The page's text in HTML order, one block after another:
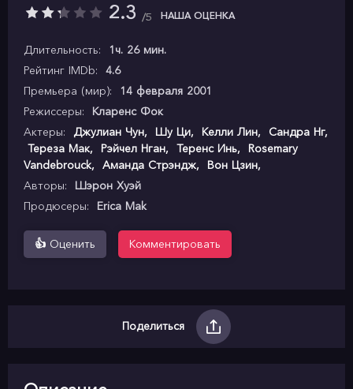
2.3 5 НАША ОЦЕНКА
Длительность:
1ч. 26 мин.
Рейтинг IMDb:
4.6
Премьера (мир):
14 февраля 2001
Режиссеры:
Кларенс Фок
Актеры:
Джулиан Чун, Шу Ци, Келли Лин, Сандра Нг,
Тереза Мак, Рэйчел Нган, Теренс Инь,
Rosemary
Vandebrouck, Аманда Стрэндж, Вон Цзин,
Авторы:
Шэрон Хуэй
Продюсеры:
Erica Mak
👍 Оценить Комментировать
Поделиться